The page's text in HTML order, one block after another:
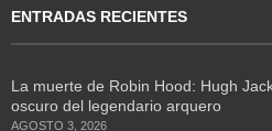
ENTRADAS RECIENTES
La muerte de Robin Hood: Hugh
oscuro del legendario arquero
AGOSTO 3, 2026